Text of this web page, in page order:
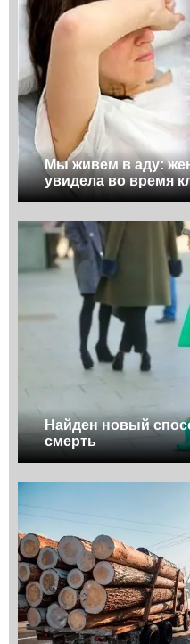
Мы живем в аду:
увидела во время
Найден новый
смерть